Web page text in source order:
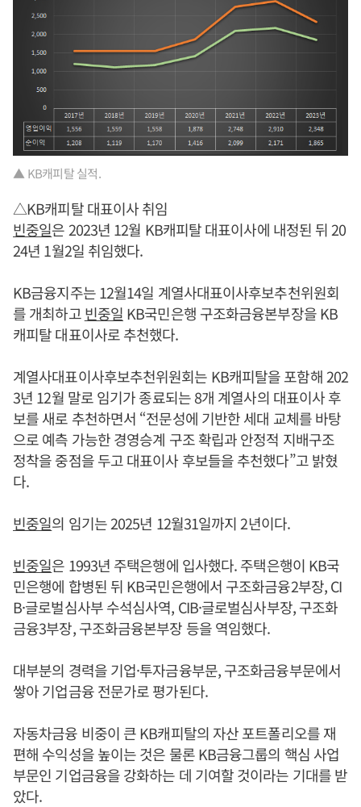
▲ KB캐피탈 실적.
△KB캐피탈 대표이사 취임
빈중일은 2023년 12월 KB캐피탈 대표이사에 내정된 뒤 20
24년 1월2일 취임했다.
KB금융지주는 12월14일 계열사대표이사후보추천위원회
를 개최하고빈중일 KB국민은행 구조화금융본부장을 KB
캐피탈 대표이사로 추천했다.
계열사대표이사후보추천위원회는 KB캐피탈을 포함해 202
3년 12월 말로 임기가 종료되는 8개 계열사의 대표이사 후
보를 새로 추천하면서 “전문성에 기반한 세대 교체를 바탕
으로 예측 가능한 경영승계 구조 확립과 안정적 지배구조
정착을 중점을 두고 대표이사 후보들을 추천했다”고 밝혔
다.
빈중일의 임기는 2025년 12월31일까지 2년이다.
빈중일은 1993년 주택은행에 입사했다. 주택은행이 KB국
민은행에 합병된 뒤 KB국민은행에서 구조화금융2부장, CI
B·글로벌심사부 수석심사역, CIB·글로벌심사부장, 구조화
금융3부장, 구조화금융본부장 등을 역임했다.
대부분의 경력을 기업·투자금융부문, 구조화금융부문에서
쌓아 기업금융 전문가로 평가된다.
자동차금융 비중이 큰 KB캐피탈의 자산 포트폴리오를 재
편해 수익성을 높이는 것은 물론 KB금융그룹의 핵심 사업
부문인 기업금융을 강화하는 데 기여할 것이라는 기대를 받
았다.